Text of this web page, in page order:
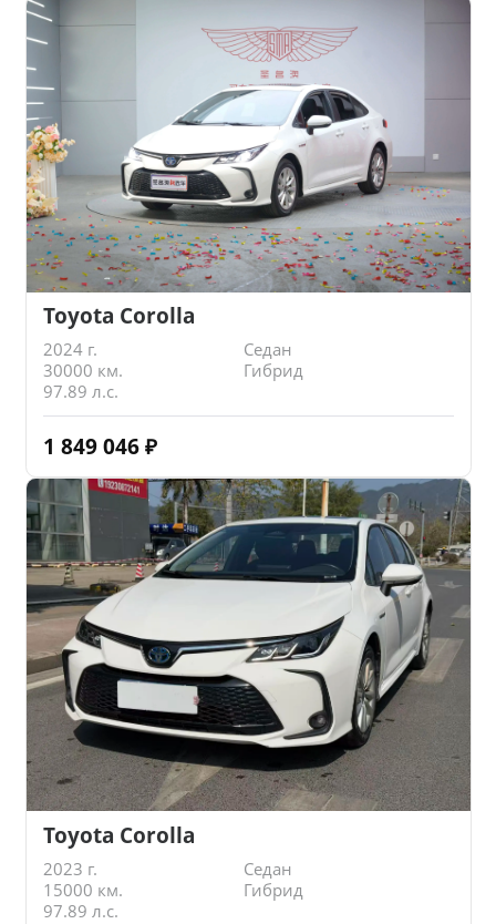
Toyota Corolla
2024 г.
Седан
30000 км.
Гибрид
97.89 л.с.
1 849 046 ₽
Toyota Corolla
2023 г.
Седан
15000 км.
Гибрид
97.89 л.с.